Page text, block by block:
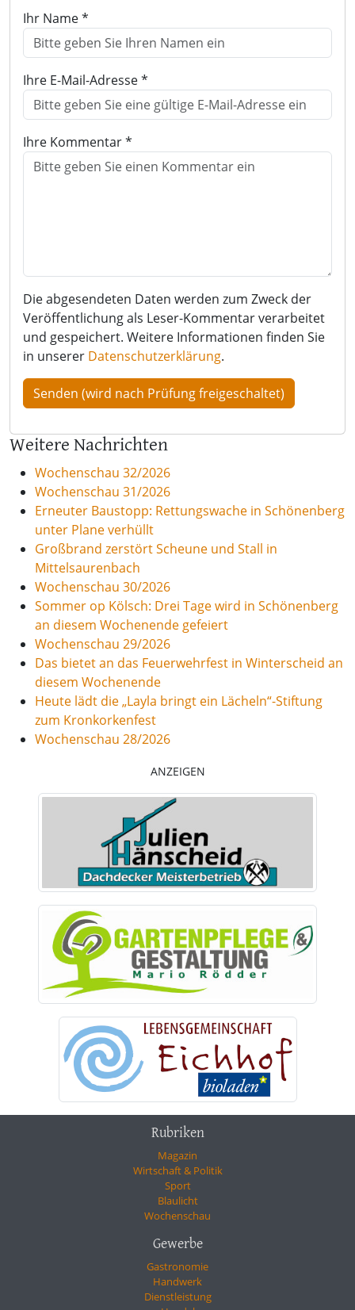
Ihr Name *
Ihre E-Mail-Adresse *
Ihre Kommentar *
Die abgesendeten Daten werden zum Zweck der
Veröffentlichung als Leser-Kommentar verarbeitet
und gespeichert. Weitere Informationen finden Sie
in unserer Datenschutzerklärung.
Weitere Nachrichten
Wochenschau 32/2026
Wochenschau 31/2026
Erneuter Baustopp: Rettungswache in Schönenberg
unter Plane verhüllt
Großbrand zerstört Scheune und Stall in
Mittelsaurenbach
Wochenschau 30/2026
Sommer op Kölsch: Drei Tage wird in Schönenberg
an diesem Wochenende gefeiert
Wochenschau 29/2026
Das bietet an das Feuerwehrfest in Winterscheid an
diesem Wochenende
Heute lädt die „Layla bringt ein Lächeln“-Stiftung
zum Kronkorkenfest
Wochenschau 28/2026
ANZEIGEN
Rubriken
Magazin
Wirtschaft & Politik
Sport
Blaulicht
Wochenschau
Gewerbe
Gastronomie
Handwerk
Dienstleistung